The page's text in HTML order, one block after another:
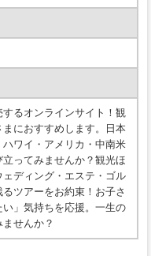
るオンラインサイト！観
におすすめします。日本
ワイ・アメリカ・中南米
ってみませんか？観光ほ
ディング・エステ・ゴル
ツアーをお約束！お子さ
」気持ちを応援。一生の
せんか？